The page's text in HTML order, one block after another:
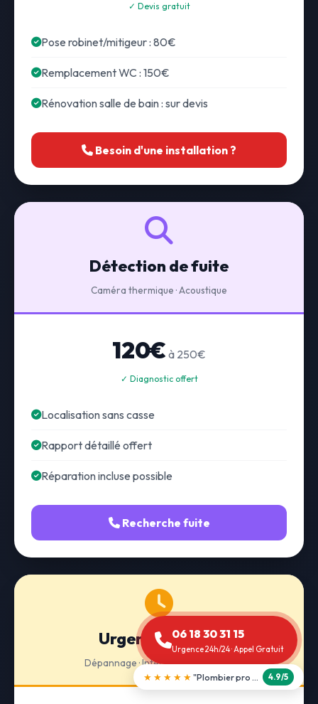
✓ Devis gratuit
Pose robinet/mitigeur : 80€
Remplacement WC : 150€
Rénovation salle de bain : sur devis
Besoin d'une installation ?
Détection de fuite
Caméra thermique · Acoustique
120€ à 250€
✓ Diagnostic offert
Localisation sans casse
Rapport détaillé offert
Réparation incluse possible
Recherche fuite
Urgence 24h/24
Dépannage · Intervention express
06 18 30 31 15
Urgence 24h/24 · Appel Gratuit
★★★★★ "Débouchage WC en 30 min" 5.0/5